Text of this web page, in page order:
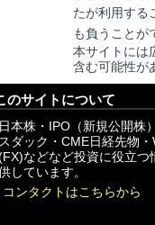
たが利用する
も負うことが
本サイトには
含む可能性が
のサイトについて
日本株・IPO（新規公開株
スダック・CME日経先物
などなど投資に役立つ
しています。
コンタクトはこちらから